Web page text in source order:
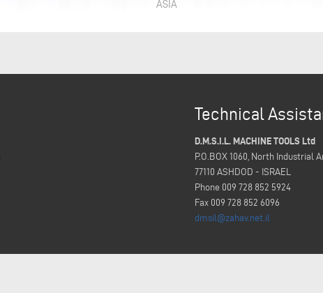
ASIA
Technical
D.M.S.I.L. MACHINE TOOLS Ltd
P.O.BOX 1060, North Industrial
77110 ASHDOD - ISRAEL
Phone 009 728 852 5924
Fax 009 728 852 6096
dmsil@zahav.net.il